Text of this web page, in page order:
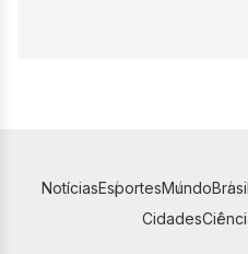
NotíciasEsportesMundo
Cidades